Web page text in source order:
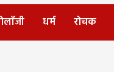
धर्म रोचक